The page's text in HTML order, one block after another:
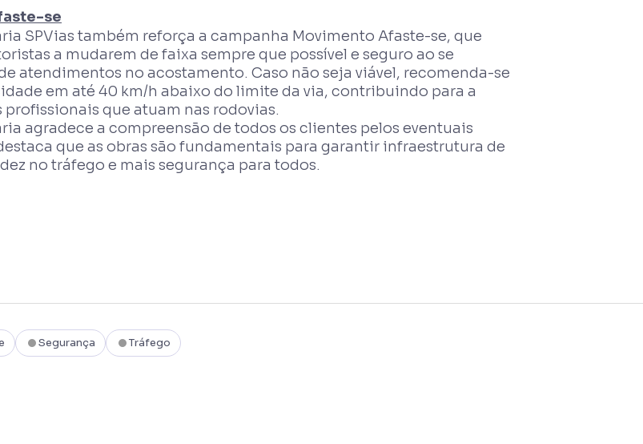
se
SPVias também reforça a campanha Movimento Afaste-se, que
a mudarem de faixa sempre que possível e seguro ao se
atendimentos no acostamento. Caso não seja viável, recomenda-se
em até 40 km/h abaixo do limite da via, contribuindo para a
profissionais que atuam nas rodovias.
agradece a compreensão de todos os clientes pelos eventuais
que as obras são fundamentais para garantir infraestrutura de
no tráfego e mais segurança para todos.
Segurança Tráfego